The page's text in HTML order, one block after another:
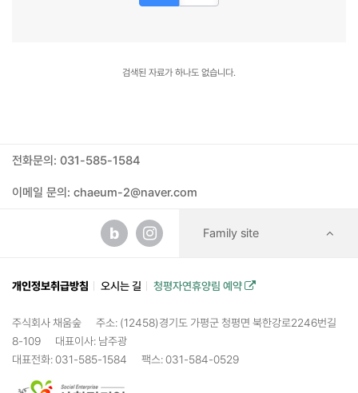
검색된 자료가 하나도 없습니다.
전화문의: 031-585-1584
이메일 문의: chaeum-2@naver.com
b Family site
개인정보취급방침 오시는 길 청평자연휴양림 예약
주식회사 채움숲
주소: (12458)경기도 가평군 청평면 북한강로2246번길
8-109
대표이사: 남주광
대표전화: 031-585-1584
팩스: 031-584-0529